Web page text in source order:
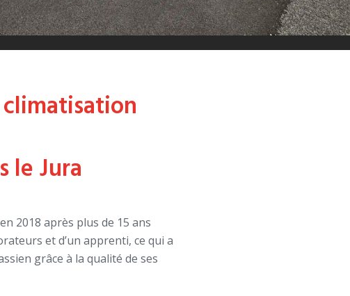
le Jura
2018 après plus de 15 ans
et d’un apprenti, ce qui a
grâce à la qualité de ses